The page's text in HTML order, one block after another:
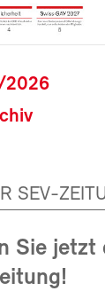
2026
SEV-
Sie jetzt